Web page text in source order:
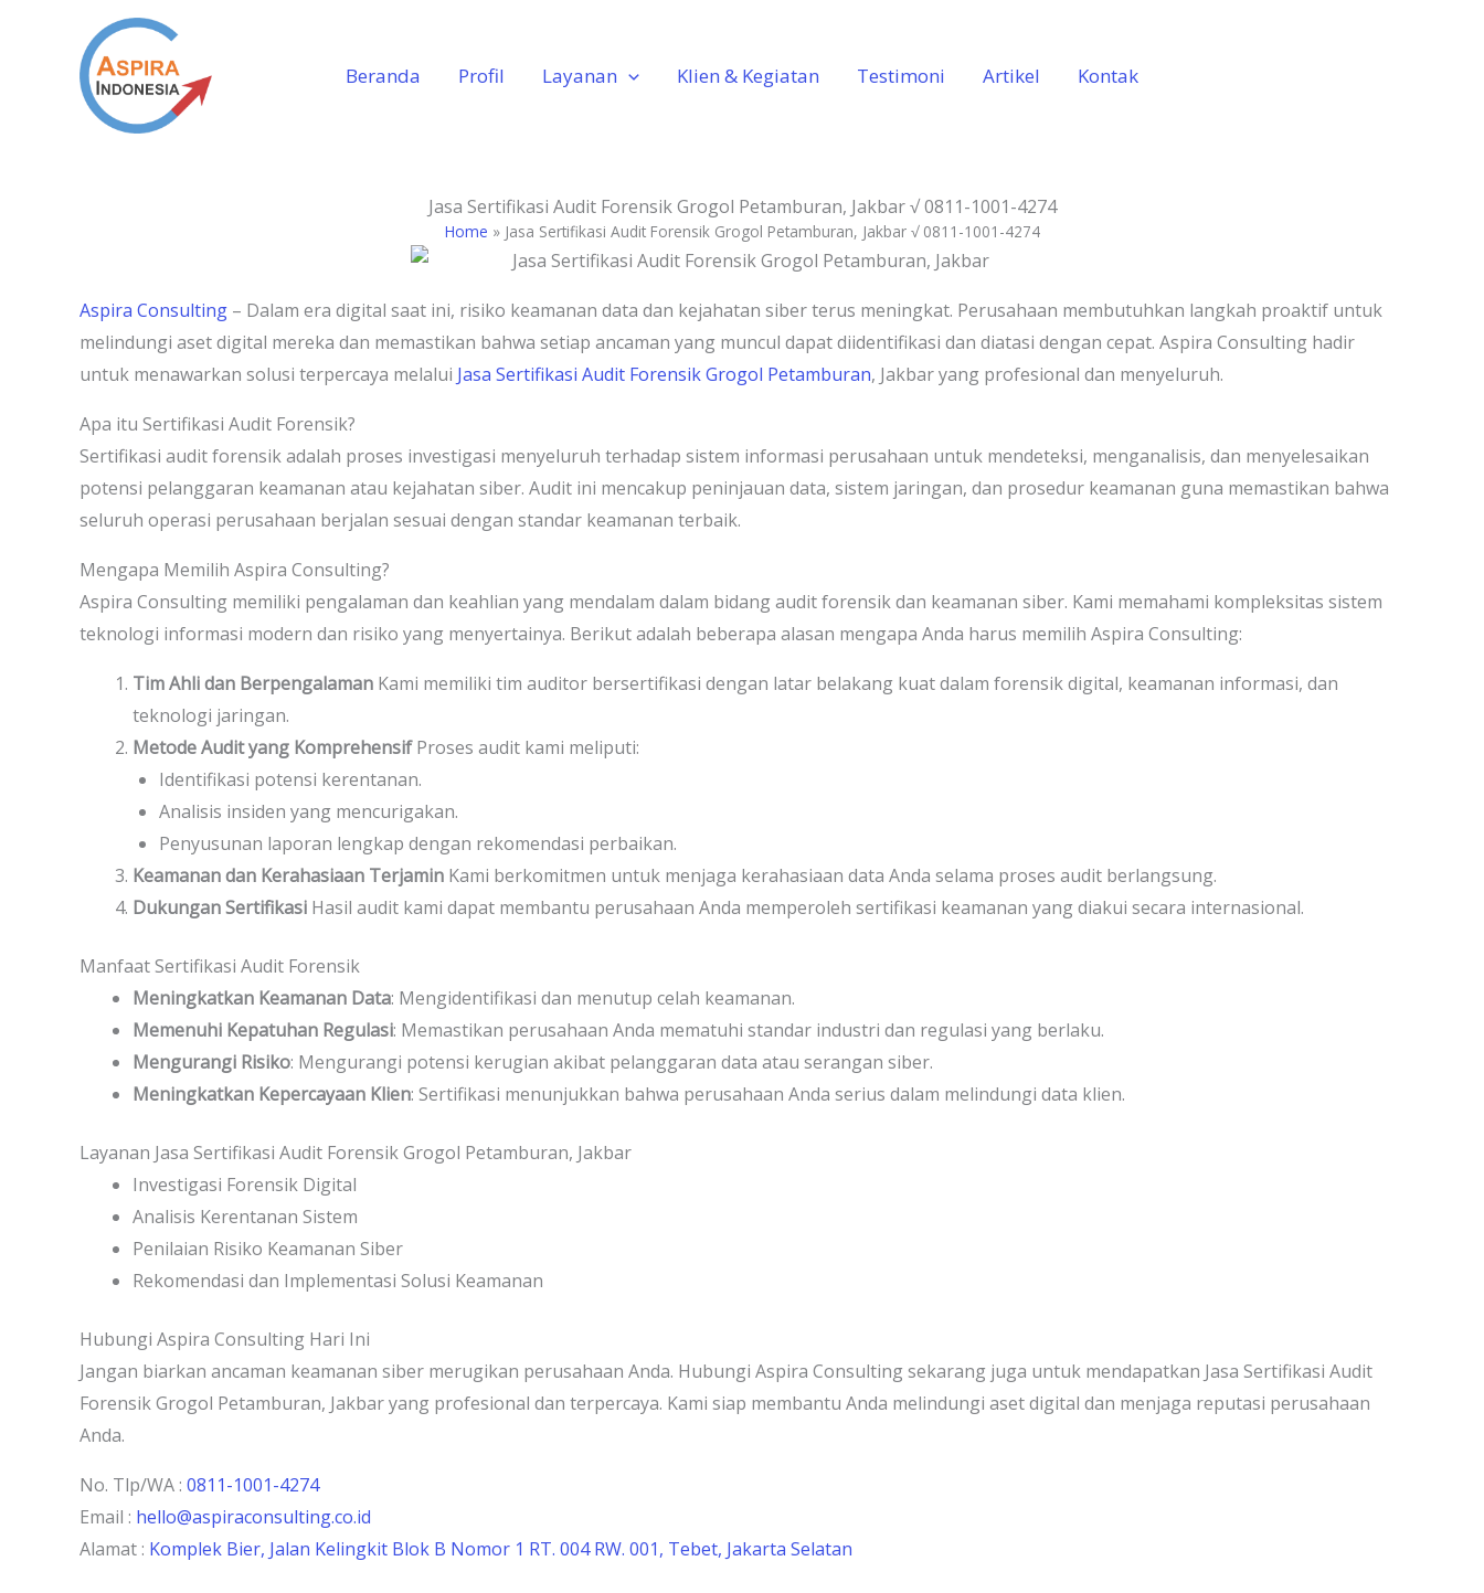
Beranda Profil Layanan Klien & Kegiatan Testimoni Artikel Kontak
Jasa Sertifikasi Audit Forensik Grogol Petamburan, Jakbar √ 0811-1001-4274
Home » Jasa Sertifikasi Audit Forensik Grogol Petamburan, Jakbar √ 0811-1001-4274
Aspira Consulting – Dalam era digital saat ini, risiko keamanan data dan kejahatan siber terus meningkat. Perusahaan membutuhkan langkah proaktif untuk
melindungi aset digital mereka dan memastikan bahwa setiap ancaman yang muncul dapat diidentifikasi dan diatasi dengan cepat. Aspira Consulting hadir
untuk menawarkan solusi terpercaya melalui Jasa Sertifikasi Audit Forensik Grogol Petamburan, Jakbar yang profesional dan menyeluruh.
Apa itu Sertifikasi Audit Forensik?
Sertifikasi audit forensik adalah proses investigasi menyeluruh terhadap sistem informasi perusahaan untuk mendeteksi, menganalisis, dan menyelesaikan
potensi pelanggaran keamanan atau kejahatan siber. Audit ini mencakup peninjauan data, sistem jaringan, dan prosedur keamanan guna memastikan bahwa
seluruh operasi perusahaan berjalan sesuai dengan standar keamanan terbaik.
Mengapa Memilih Aspira Consulting?
Aspira Consulting memiliki pengalaman dan keahlian yang mendalam dalam bidang audit forensik dan keamanan siber. Kami memahami kompleksitas sistem
teknologi informasi modern dan risiko yang menyertainya. Berikut adalah beberapa alasan mengapa Anda harus memilih Aspira Consulting:
Tim Ahli dan Berpengalaman Kami memiliki tim auditor bersertifikasi dengan latar belakang kuat dalam forensik digital, keamanan informasi, dan
teknologi jaringan.
Metode Audit yang KomprehensifProses audit kami meliputi:
Identifikasi potensi kerentanan.
Analisis insiden yang mencurigakan.
Penyusunan laporan lengkap dengan rekomendasi perbaikan.
Keamanan dan Kerahasiaan Terjamin Kami berkomitmen untuk menjaga kerahasiaan data Anda selama proses audit berlangsung.
Dukungan Sertifikasi Hasil audit kami dapat membantu perusahaan Anda memperoleh sertifikasi keamanan yang diakui secara internasional.
Manfaat Sertifikasi Audit Forensik
Meningkatkan Keamanan Data: Mengidentifikasi dan menutup celah keamanan.
Memenuhi Kepatuhan Regulasi: Memastikan perusahaan Anda mematuhi standar industri dan regulasi yang berlaku.
Mengurangi Risiko: Mengurangi potensi kerugian akibat pelanggaran data atau serangan siber.
Meningkatkan Kepercayaan Klien: Sertifikasi menunjukkan bahwa perusahaan Anda serius dalam melindungi data klien.
Layanan Jasa Sertifikasi Audit Forensik Grogol Petamburan, Jakbar
Investigasi Forensik Digital
Analisis Kerentanan Sistem
Penilaian Risiko Keamanan Siber
Rekomendasi dan Implementasi Solusi Keamanan
Hubungi Aspira Consulting Hari Ini
Jangan biarkan ancaman keamanan siber merugikan perusahaan Anda. Hubungi Aspira Consulting sekarang juga untuk mendapatkan Jasa Sertifikasi Audit
Forensik Grogol Petamburan, Jakbar yang profesional dan terpercaya. Kami siap membantu Anda melindungi aset digital dan menjaga reputasi perusahaan
Anda.
No. Tlp/WA : 0811-1001-4274
Email : hello@aspiraconsulting.co.id
Alamat : Komplek Bier, Jalan Kelingkit Blok B Nomor 1 RT. 004 RW. 001, Tebet, Jakarta Selatan